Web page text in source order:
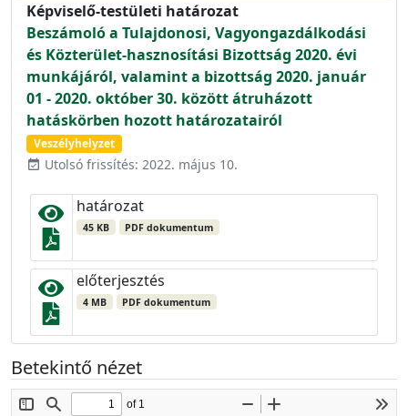
Képviselő-testületi határozat
Beszámoló a Tulajdonosi, Vagyongazdálkodási
és Közterület-hasznosítási Bizottság 2020. évi
munkájáról, valamint a bizottság 2020. január
01 - 2020. október 30. között átruházott
hatáskörben hozott határozatairól
Veszélyhelyzet
event_available Utolsó frissítés: 2022. május 10.
határozat
45 KB PDF dokumentum
előterjesztés
4 MB PDF dokumentum
Betekintő nézet